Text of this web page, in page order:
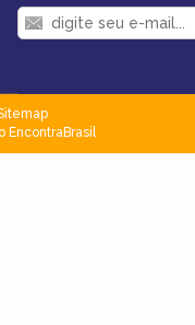
EncontraBrasil